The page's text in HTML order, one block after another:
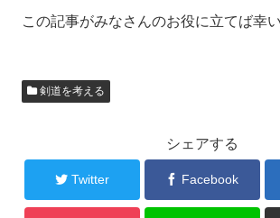
この記事がみなさんのお役に立てば幸い
剣道を考える
シェアする
Twitter Facebook